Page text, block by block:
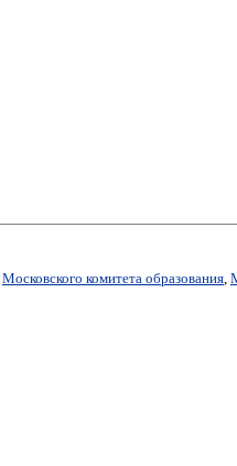
Московского комитета образования,